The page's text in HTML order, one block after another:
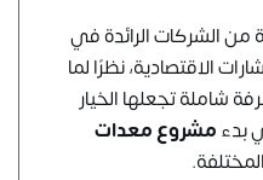
من الشركات الرائدة في
الاقتصادية، نظرًا لما
شاملة تجعلها الخيار
بدءمشروع معدات